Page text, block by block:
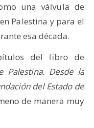
una válvula de
Palestina y para el
esa década.
del libro de
Palestina. Desde la
del Estado de
de manera muy